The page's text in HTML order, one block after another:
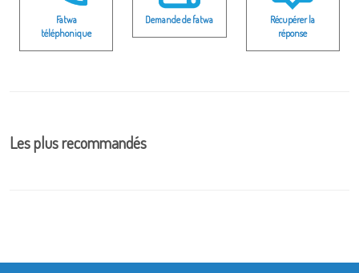
Fatwa
téléphonique
Demande de fatwa
Récupérer la
réponse
Les plus recommandés